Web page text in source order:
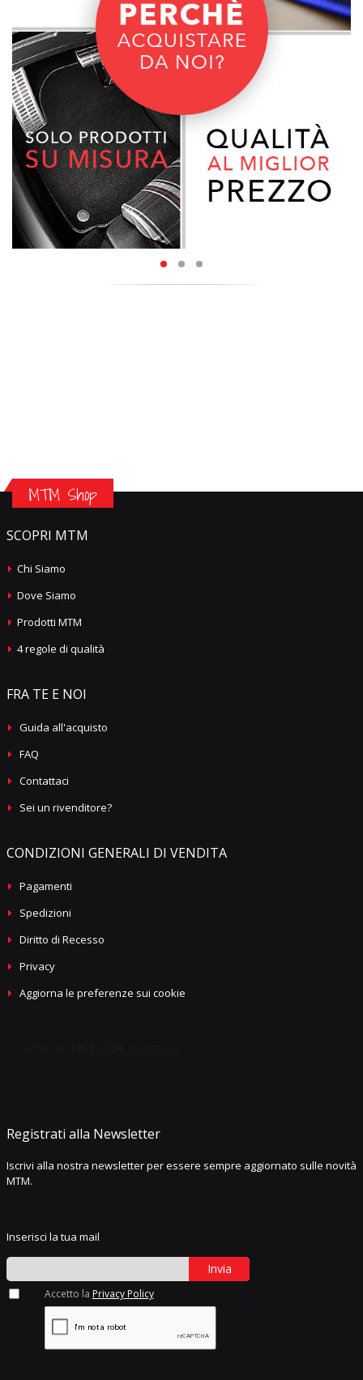
MTM Shop
SCOPRI MTM
Chi Siamo
Dove Siamo
Prodotti MTM
4 regole di qualità
FRA TE E NOI
Guida all'acquisto
FAQ
Contattaci
Sei un rivenditore?
CONDIZIONI GENERALI DI VENDITA
Pagamenti
Spedizioni
Diritto di Recesso
Privacy
Aggiorna le preferenze sui cookie
Registrati alla Newsletter
Iscrivi alla nostra newsletter per essere sempre aggiornato sulle novità
MTM.
Inserisci la tua mail
Invia
Accetto la Privacy Policy